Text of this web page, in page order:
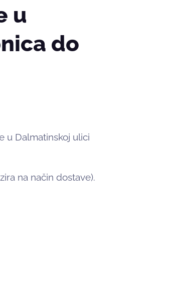
u
do
u Dalmatinskoj ulici
na način dostave).